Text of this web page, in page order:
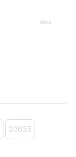
33635